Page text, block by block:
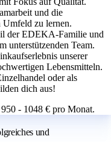
und die
zu lernen.
der EDEKA-Familie und
unterstützenden Team.
unserer
Lebensmitteln.
oder als
dich aus!
- 1048 € pro Monat.
und